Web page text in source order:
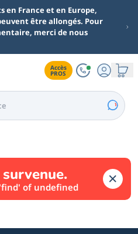
en France et en Europe,
être allongés. Pour
merci de nous
Accès
PROS
of undefined